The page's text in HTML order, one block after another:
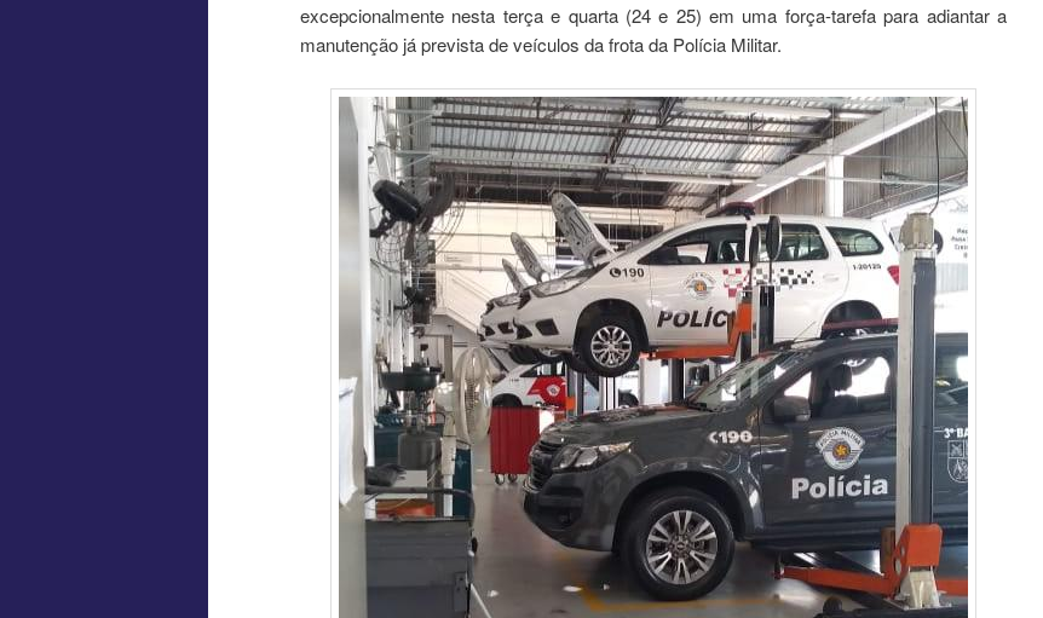
excepcionalmente nesta terça e quarta (24 e 25) em uma força-tarefa para adiantar a
manutenção já prevista de veículos da frota da Polícia Militar.